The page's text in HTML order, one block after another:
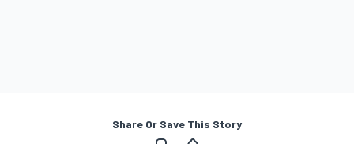
Share Or Save This Story